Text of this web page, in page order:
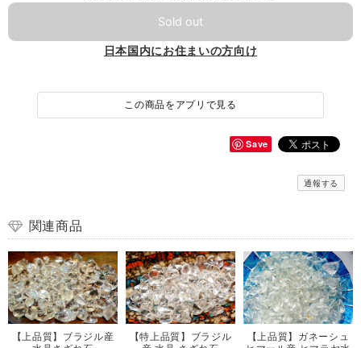
Sold out
日本国内にお住まいの方向け
この商品をアプリで見る
Save
通報する
関連商品
【上品質】ブラジル産
【特上品質】ブラジル
【上品質】ガネーシュ